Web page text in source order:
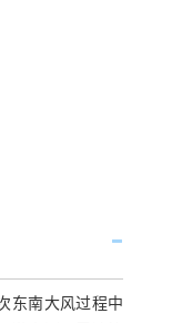
东南大风过程中